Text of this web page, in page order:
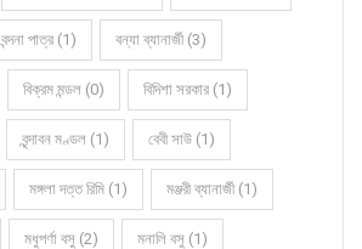
বন্দনা পাত্র (1) বন্যা ব্যানার্জী (3)
বিক্রম মন্ডল (0) বিদিশা সরকার (1)
বৃন্দাবন মণ্ডল (1) বেবী সাউ (1)
মঙ্গলা দত্ত রিমি (1) মঞ্জরী ব্যানার্জী (1)
মধুপর্ণা বসু (2) মনালি বসু (1)